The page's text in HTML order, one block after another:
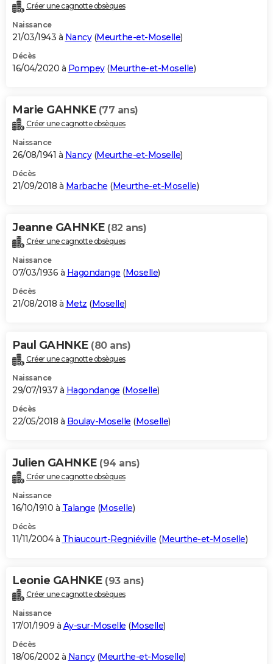
Créer une cagnotte obsèques
Naissance
21/03/1943 à Nancy(Meurthe-et-Moselle)
Décès
16/04/2020 à Pompey(Meurthe-et-Moselle)
Marie GAHNKE (77 ans)
Créer une cagnotte obsèques
Naissance
26/08/1941 à Nancy(Meurthe-et-Moselle)
Décès
21/09/2018 à Marbache (Meurthe-et-Moselle)
Jeanne GAHNKE (82 ans)
Créer une cagnotte obsèques
Naissance
07/03/1936 à Hagondange (Moselle)
Décès
21/08/2018 à Metz (Moselle)
Paul GAHNKE (80 ans)
Créer une cagnotte obsèques
Naissance
29/07/1937 à Hagondange (Moselle)
Décès
22/05/2018 à Boulay-Moselle (Moselle)
Julien GAHNKE (94 ans)
Créer une cagnotte obsèques
Naissance
16/10/1910 à Talange (Moselle)
Décès
11/11/2004 à Thiaucourt-Regniéville (Meurthe-et-Moselle)
Leonie GAHNKE (93 ans)
Créer une cagnotte obsèques
Naissance
17/01/1909 à Ay-sur-Moselle (Moselle)
Décès
18/06/2002 à Nancy(Meurthe-et-Moselle)